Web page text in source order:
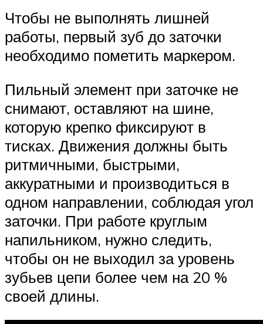
Чтобы не выполнять лишней
работы, первый зуб до заточки
необходимо пометить маркером.
Пильный элемент при заточке не
снимают, оставляют на шине,
которую крепко фиксируют в
тисках. Движения должны быть
ритмичными, быстрыми,
аккуратными и производиться в
одном направлении, соблюдая угол
заточки. При работе круглым
напильником, нужно следить,
чтобы он не выходил за уровень
зубьев цепи более чем на 20 %
своей длины.